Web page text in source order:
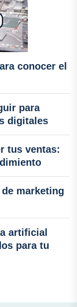
conocer el
para
digitales
tus ventas:
marketing
artificial
para tu